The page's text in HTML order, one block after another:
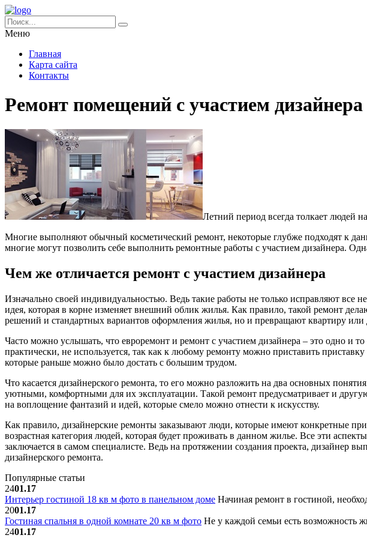
Меню
Главная
Карта сайта
Контакты
Ремонт помещений с участием дизайнера
Летний период всегда толкает людей
Многие выполняют обычный косметический ремонт, некоторые глубже подходят к
многие могут позволить себе выполнить ремонтные работы с участием дизайнера.
Чем же отличается ремонт с участием дизайнера
Изначально своей индивидуальностью. Ведь такие работы не только исправляют все
идея, которая в корне изменяет внешний облик жилья. Как правило, такой ремонт
решений и стандартных вариантов оформления жилья, но и превращают квартиру
Часто можно услышать, что евроремонт и ремонт с участием дизайнера – это одно и
практически, не используется, так как к любому ремонту можно приставить
которые раньше можно было достать с большим трудом.
Что касается дизайнерского ремонта, то его можно разложить на два основных
уютными, комфортными для их эксплуатации. Такой ремонт предусматривает и
на воплощение фантазий и идей, которые смело можно отнести к искусству.
Как правило, дизайнерские ремонты заказывают люди, которые имеют конкретные
возрастная категория людей, которая будет проживать в данном жилье. Все эти
заключается в самом специалисте. Ведь на протяжении создания проекта, дизайнер
дизайнерского ремонта.
Популярные статьи
2401.17
Интерьер гостиной 18 кв м фото в панельном доме Начиная ремонт в гостиной,
2001.17
Гостиная спальня в одной комнате 20 кв м фото Не у каждой семьи есть возможность
2401.17